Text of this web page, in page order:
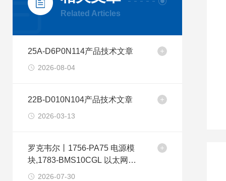
Related Articles
25A-D6P0N114产品技术文章
2026-08-04
22B-D010N104产品技术文章
2026-03-13
罗克韦尔丨1756-PA75 电源模
块,1783-BMS10CGL 以太网交
换机2026-07-30